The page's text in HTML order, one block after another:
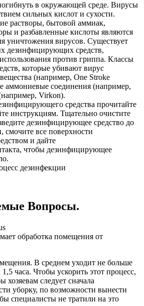
в окружающей среде. Вирусы
сильных кислот и сухости.
растворы, бытовой аммиак,
и разбавленные кислоты являются
уничтожения вирусов. Существует
дезинфицирующих средств,
против гриппа. Классы
которые убивают вирус
(например, One Stroke
аммониевые соединения (например,
Virkon).
средства прочитайте
инструкциям. Тщательно очистите
дезинфицирующее средство до
все поверхности
и дайте
чтобы дезинфицирующее
Вопросы.
обработка помещения от
В среднем уходит не больше
часа. Чтобы ускорить этот процесс,
хозяевам следует сначала
уборку, по возможности вынести
специалисты не тратили на это